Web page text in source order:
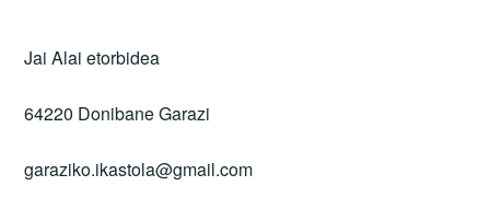
Jai Alai etorbidea
64220 Donibane Garazi
garaziko.ikastola@gmail.com